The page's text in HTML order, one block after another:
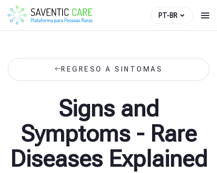
PT-BR
REGRESO A SINTOMAS
Signs and
Symptoms - Rare
Diseases Explained